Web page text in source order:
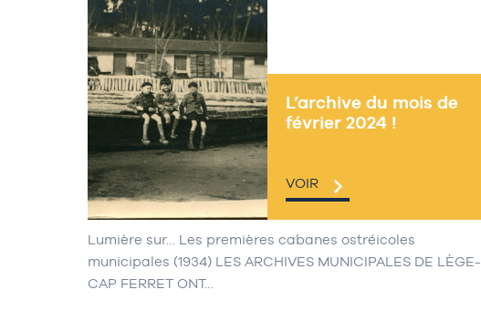
L’archive du mois de
février 2024 !
VOIR
Lumière sur… Les premières cabanes ostréicoles
municipales (1934) LES ARCHIVES MUNICIPALES DE LÈGE-
CAP FERRET ONT…